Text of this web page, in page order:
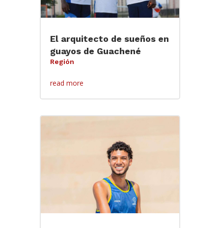
El arquitecto de sueños en
guayos de Guachené
Región
read more